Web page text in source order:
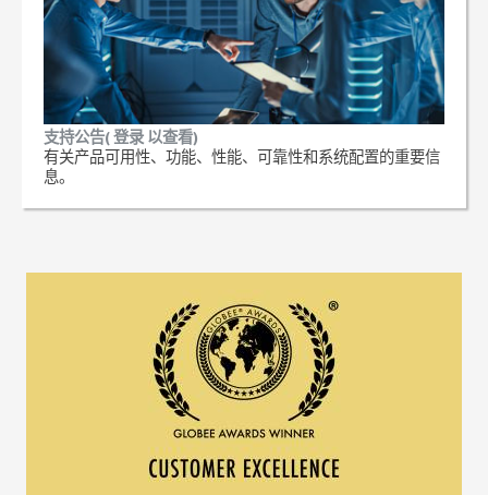
支持公告( 登录 以查看)
有关产品可用性、功能、性能、可靠性和系统配置的重要信
息。